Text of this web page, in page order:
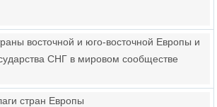
восточной и юго-восточной Европы и
СНГ в мировом сообществе
стран Европы